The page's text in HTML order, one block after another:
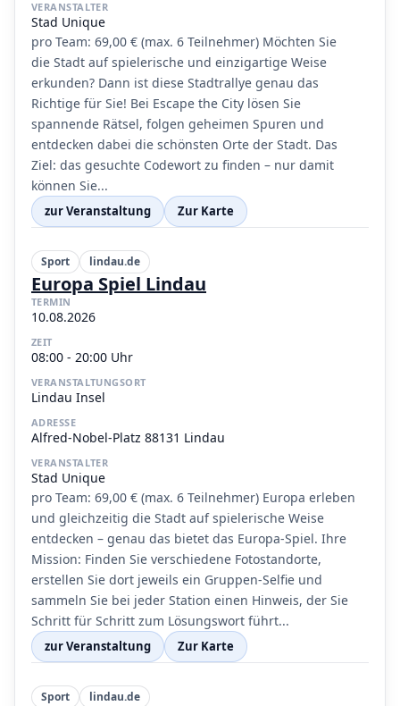
VERANSTALTER
Stad Unique
pro Team: 69,00 € (max. 6 Teilnehmer) Möchten Sie
die Stadt auf spielerische und einzigartige Weise
erkunden? Dann ist diese Stadtrallye genau das
Richtige für Sie! Bei Escape the City lösen Sie
spannende Rätsel, folgen geheimen Spuren und
entdecken dabei die schönsten Orte der Stadt. Das
Ziel: das gesuchte Codewort zu finden – nur damit
können Sie...
zur Veranstaltung Zur Karte
Sport lindau.de
Europa Spiel Lindau
TERMIN
10.08.2026
ZEIT
08:00 - 20:00 Uhr
VERANSTALTUNGSORT
Lindau Insel
ADRESSE
Alfred-Nobel-Platz 88131 Lindau
VERANSTALTER
Stad Unique
pro Team: 69,00 € (max. 6 Teilnehmer) Europa erleben
und gleichzeitig die Stadt auf spielerische Weise
entdecken – genau das bietet das Europa-Spiel. Ihre
Mission: Finden Sie verschiedene Fotostandorte,
erstellen Sie dort jeweils ein Gruppen-Selfie und
sammeln Sie bei jeder Station einen Hinweis, der Sie
Schritt für Schritt zum Lösungswort führt...
zur Veranstaltung Zur Karte
Sport lindau.de